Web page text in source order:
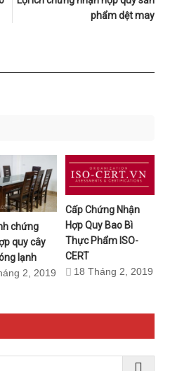
phẩm dệt may
chứng
quy cây
lạnh
2, 2019
Cấp Chứng Nhận
Hợp Quy Bao Bì
Thực Phẩm ISO-
CERT
18 Tháng 2, 2019